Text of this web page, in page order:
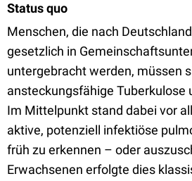
Status quo
Menschen, die nach
gesetzlich in
untergebracht werden, müssen
ansteckungsfähige Tuberkulose
Im Mittelpunkt stand dabei vor
aktive, potenziell infektiöse
früh zu erkennen – oder
Erwachsenen erfolgte dies